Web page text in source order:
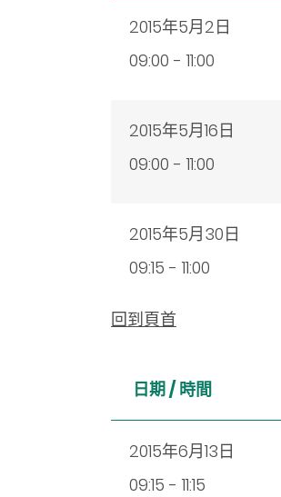
2015年5月2日
09:00 - 11:00
2015年5月16日
09:00 - 11:00
2015年5月30日
09:15 - 11:00
回到頁首
日期 / 時間
2015年6月13日
09:15 - 11:15